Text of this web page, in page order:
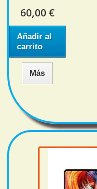
60,00 €
Añadir al
carrito
Más